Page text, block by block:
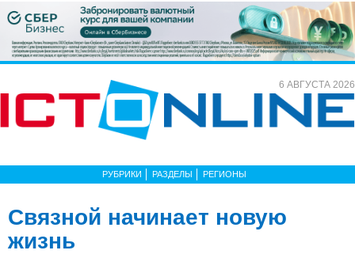
6 АВГУСТА 2026
РУБРИКИ РАЗДЕЛЫ РЕГИОНЫ
Связной начинает новую
жизнь